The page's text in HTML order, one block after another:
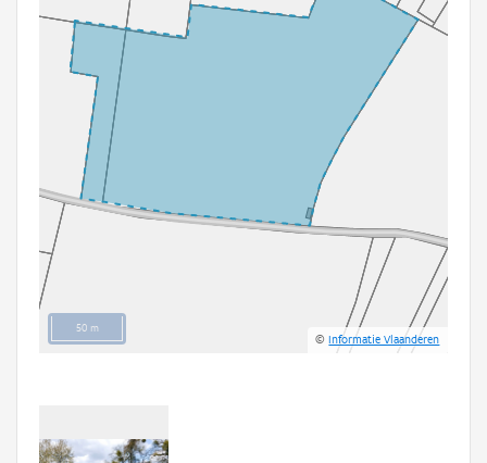
Aanmelden
50 m
©Informatie Vlaanderen